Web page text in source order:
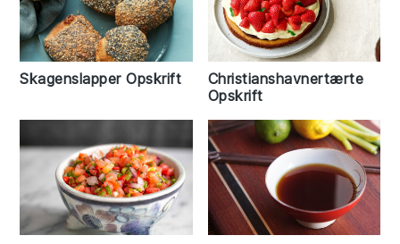
Skagenslapper Opskrift
Christianshavnertærte
Opskrift